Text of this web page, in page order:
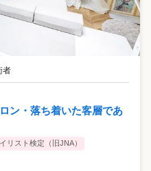
者
ン・落ち着いた客層であ
リスト検定（旧JNA）